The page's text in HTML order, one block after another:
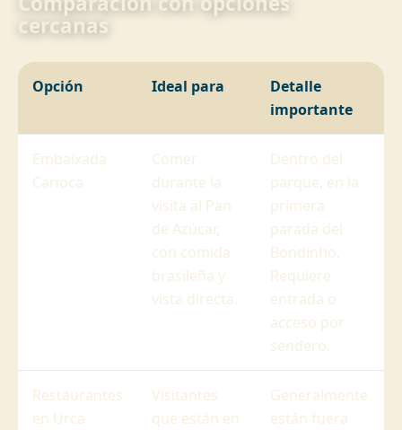
cercanas
Opción Ideal para
Detalle
importante
Embaixada
Carioca
Comer
durante la
visita al Pan
de Azúcar,
con comida
brasileña y
vista directa.
Dentro del
parque, en la
primera
parada del
Bondinho.
Requiere
entrada o
acceso por
sendero.
Restaurantes
en Urca
Visitantes
que están en
Generalmente
están fuera